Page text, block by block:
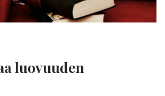
luovuuden